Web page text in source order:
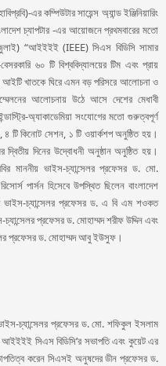
এর কম্পিউটার সায়েন্স অ্যান্ড ইঞ্জিনিয়ারিং
চ্যাপটার -এর আয়োজনে প্রথমবারের মতো
“আইইইই (IEEE) সিএস বিডিসি সামার
৬০ টি বিশ্ববিদ্যালয়ের টিম এবং প্রায়
আইটি খাতকে ঘিরে এমন বড় পরিসরে আলোচনা ও
আলোচনায় উঠে আসে দেশের মেধাবী
অ্যাকাডেমিয়া সংযোগের মতো গুরুত্বপূর্ণ
টি কিনোট সেশন, ১ টি ওয়ার্কশপ অনুষ্ঠিত হয়।
দিনের উদ্বোধনী অনুষ্ঠান অনুষ্ঠিত হয়।
মাননীয় ভাইস-চ্যান্সেলর প্রফেসর ড. মো.
পার্সন হিসেবে উপস্থিত ছিলেন বাংলাদেশ
ভাইস-চ্যান্সেলর প্রফেসর ড. এ বি এম শওকত
প্রফেসর ড. মোহাম্মদ শরীফ উদ্দিন এবং
প্রফেসর ড. মোহাম্মদ আবু ইউসুফ।
ভাইস-চ্যান্সেলর প্রফেসর ড. মো. শফিকুল ইসলাম
আইইইই সিএস বিডিসি’র সভাপতি এবং কুয়েট এর
করেন সিএসই অনুষদের ডীন প্রফেসর ড.